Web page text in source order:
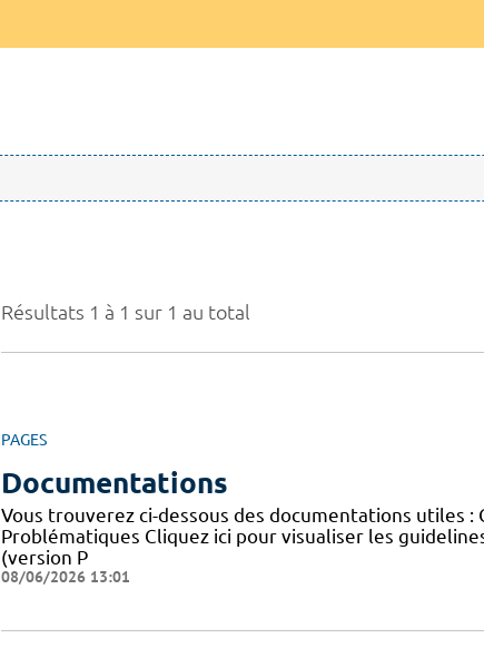
Résultats 1 à 1 sur 1 au total
PAGES
Documentations
Vous trouverez ci-dessous des documentations utiles
Problématiques Cliquez ici pour visualiser les
(version P
08/06/2026 13:01